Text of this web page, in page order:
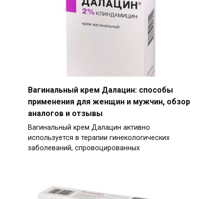
Вагинальный крем Далацин: способы
применения для женщин и мужчин, обзор
аналогов и отзывы
Вагинальный крем Далацин активно
используется в терапии гинекологических
заболеваний, спровоцированных